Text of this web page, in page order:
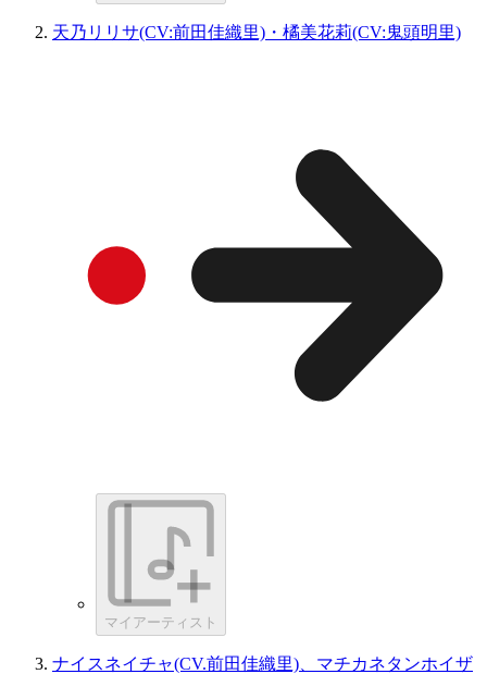
天乃リリサ(CV:前田佳織里)・橘美花莉(CV:鬼頭明里)
マイアーティスト
ナイスネイチャ(CV.前田佳織里)、マチカネタンホイザ